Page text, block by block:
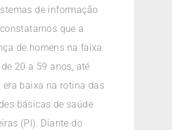
de informação
que a
de homens na faixa
20 a 59 anos, até
era baixa na rotina das
básicas de saúde
(PI). Diante do